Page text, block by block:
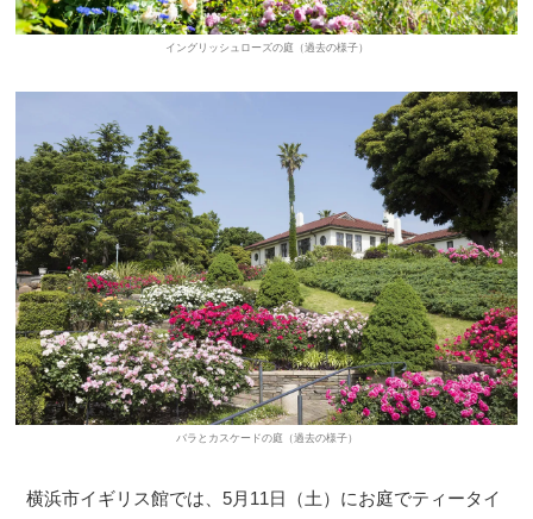
イングリッシュローズの庭（過去の様子）
バラとカスケードの庭（過去の様子）
横浜市イギリス館では、5月11日（土）にお庭でティータイ